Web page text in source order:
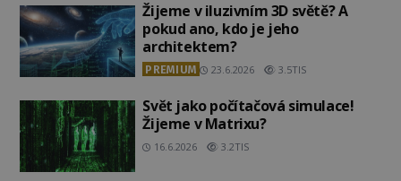
Žijeme v iluzivním 3D světě? A
pokud ano, kdo je jeho
architektem?
PREMIUM 23.6.2026 3.5TIS
Svět jako počítačová simulace!
Žijeme v Matrixu?
16.6.2026 3.2TIS